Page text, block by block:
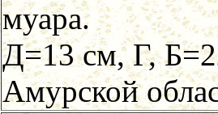
муара.
Д=13 см, Г,
Амурской